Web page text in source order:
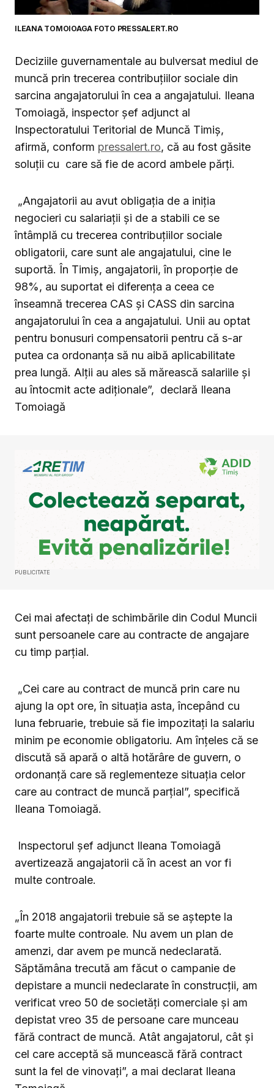
ILEANA TOMOIOAGA FOTO PRESSALERT.RO
Deciziile guvernamentale au bulversat mediul de
muncă prin trecerea contribuțiilor sociale din
sarcina angajatorului în cea a angajatului. Ileana
Tomoiagă, inspector șef adjunct al
Inspectoratului Teritorial de Muncă Timiș,
afirmă, conform pressalert.ro, că au fost găsite
soluții cu care să fie de acord ambele părți.
„Angajatorii au avut obligația de a iniția
negocieri cu salariații și de a stabili ce se
întâmplă cu trecerea contribuțiilor sociale
obligatorii, care sunt ale angajatului, cine le
suportă. În Timiș, angajatorii, în proporție de
98%, au suportat ei diferența a ceea ce
înseamnă trecerea CAS și CASS din sarcina
angajatorului în cea a angajatului. Unii au optat
pentru bonusuri compensatorii pentru că s-ar
putea ca ordonanța să nu aibă aplicabilitate
prea lungă. Alții au ales să mărească salariile și
au întocmit acte adiționale”, declară Ileana
Tomoiagă
PUBLICITATE
Cei mai afectați de schimbările din Codul Muncii
sunt persoanele care au contracte de angajare
cu timp parțial.
„Cei care au contract de muncă prin care nu
ajung la opt ore, în situația asta, începând cu
luna februarie, trebuie să fie impozitați la salariu
minim pe economie obligatoriu. Am înțeles că se
discută să apară o altă hotărâre de guvern, o
ordonanță care să reglementeze situația celor
care au contract de muncă parțial”, specifică
Ileana Tomoiagă.
Inspectorul șef adjunct Ileana Tomoiagă
avertizează angajatorii că în acest an vor fi
multe controale.
„În 2018 angajatorii trebuie să se aștepte la
foarte multe controale. Nu avem un plan de
amenzi, dar avem pe muncă nedeclarată.
Săptămâna trecută am făcut o campanie de
depistare a muncii nedeclarate în construcții, am
verificat vreo 50 de societăți comerciale și am
depistat vreo 35 de persoane care munceau
fără contract de muncă. Atât angajatorul, cât și
cel care acceptă să muncească fără contract
sunt la fel de vinovați”, a mai declarat Ileana